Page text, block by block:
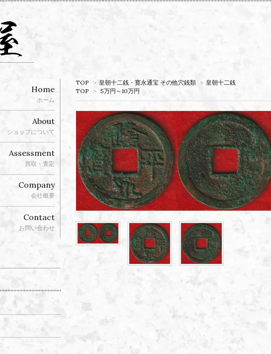
TOP > 皇朝十二銭・寛永通宝 その他穴銭類 > 皇朝十二銭
TOP
> 5万円～10万円
Home
ホーム
About
ショップについて
Assessment
買取・査定
Company
会社概要
Contact
お問い合わせ